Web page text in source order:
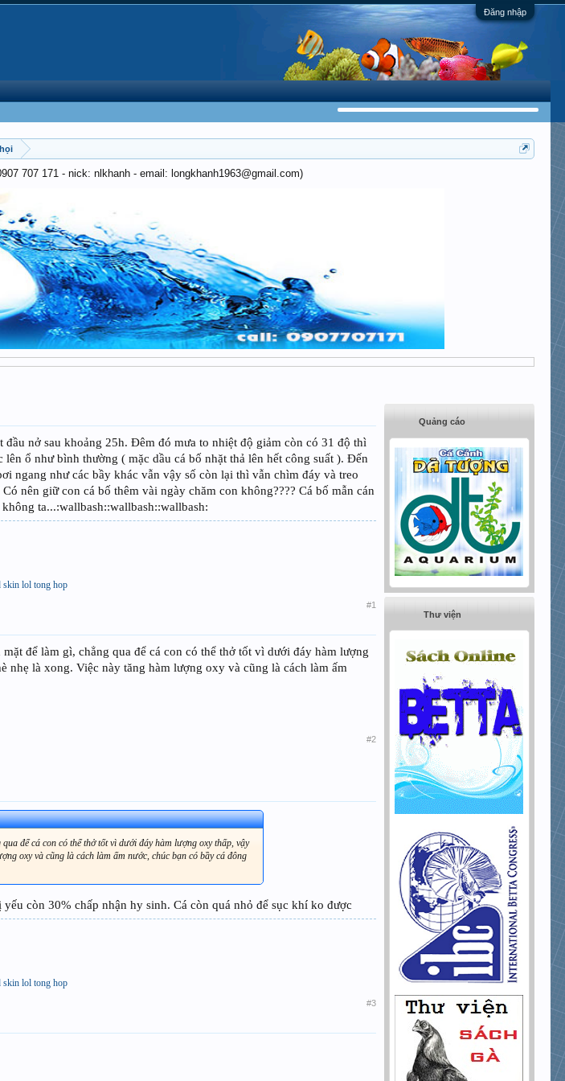
Đăng nhập
707 171 - nick: nlkhanh - email: longkhanh1963@gmail.com)
nở sau khoảng 25h. Đêm đó mưa to nhiệt độ giảm còn có 31 độ thì
ổ như bình thường ( mặc dầu cá bố nhặt thả lên hết công suất ). Đến
ngang như các bầy khác vẫn vậy số còn lại thì vẫn chìm đáy và treo
nên giữ con cá bố thêm vài ngày chăm con không???? Cá bố mẫn cán
ta...:wallbash::wallbash::wallbash:
skin lol tong hop
#1
để làm gì, chẳng qua để cá con có thể thở tốt vì dưới đáy hàm lượng
nhẹ là xong. Việc này tăng hàm lượng oxy và cũng là cách làm ấm
#2
để cá con có thể thở tốt vì dưới đáy hàm lượng oxy thấp, vậy
oxy và cũng là cách làm ấm nước, chúc bạn có bầy cá đông
còn 30% chấp nhận hy sinh. Cá còn quá nhỏ để sục khí ko được
skin lol tong hop
#3
Quảng cáo
Thư viện